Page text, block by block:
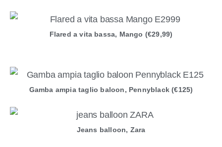
Flared a vita bassa, Mango (€29,99)
Gamba ampia taglio baloon, Pennyblack (€125)
Jeans balloon, Zara